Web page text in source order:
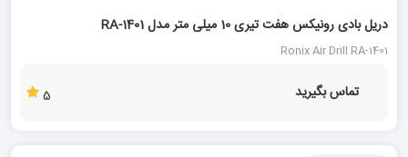
دریل بادی رونیکس هفت تیری 10 میلی متر مدل RA-1401
Ronix Air Drill RA-1401
تماس بگیرید 5